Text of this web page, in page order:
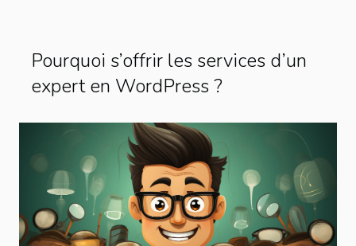
Pourquoi s’offrir les services d’un
expert en WordPress ?